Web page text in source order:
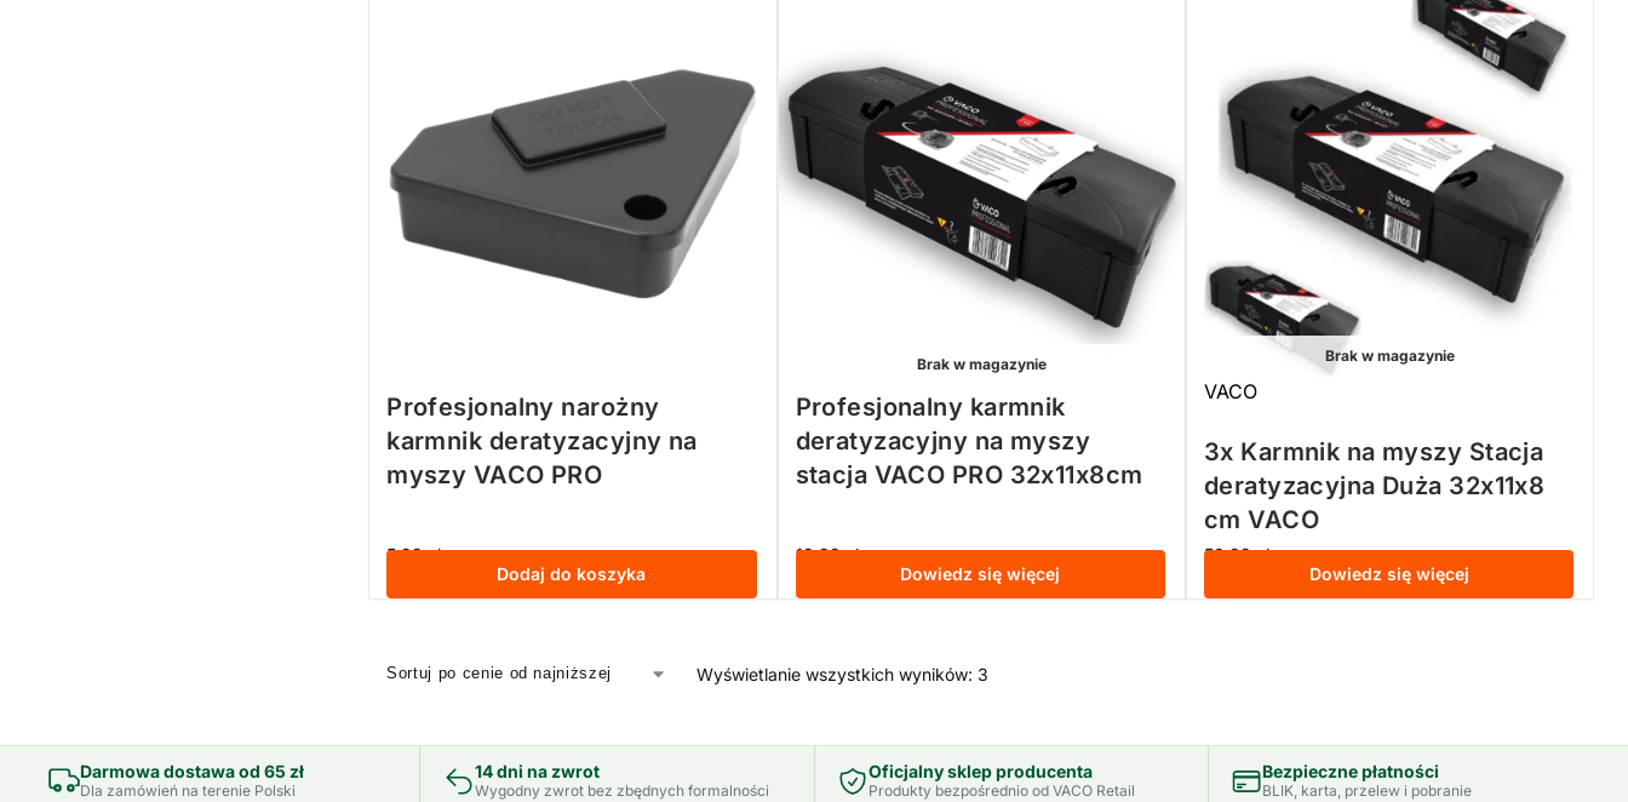
Profesjonalny narożny
karmnik deratyzacyjny na
myszy VACO PRO
5,99zł
Dodaj do koszyka
Brak w magazynie
Profesjonalny karmnik
deratyzacyjny na myszy
stacja VACO PRO 32x11x8cm
18,99zł
Dowiedz się więcej
Brak w magazynie
VACO
3x Karmnik na myszy Stacja
deratyzacyjna Duża 32x11x8
cm VACO
50,99zł
Dowiedz się więcej
Wyświetlanie wszystkich wyników: 3
Darmowa dostawa od 65 zł
Dla zamówień na terenie Polski
14 dni na zwrot
Wygodny zwrot bez zbędnych formalności
Oficjalny sklep producenta
Produkty bezpośrednio od VACO Retail
Bezpieczne płatności
BLIK, karta, przelew i pobranie